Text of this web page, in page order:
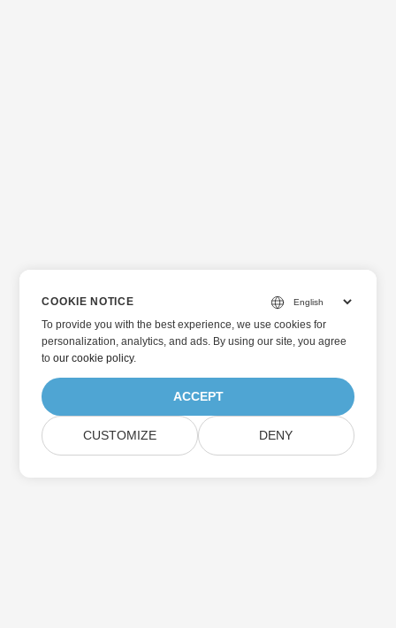
COOKIE NOTICE
To provide you with the best experience, we use cookies for
personalization, analytics, and ads. By using our site, you agree
toour cookie policy.
ACCEPT
CUSTOMIZE DENY